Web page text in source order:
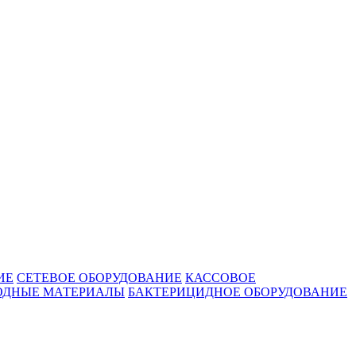
СЕТЕВОЕ ОБОРУДОВАНИЕ КАССОВОЕ
МАТЕРИАЛЫ БАКТЕРИЦИДНОЕ ОБОРУДОВАНИЕ